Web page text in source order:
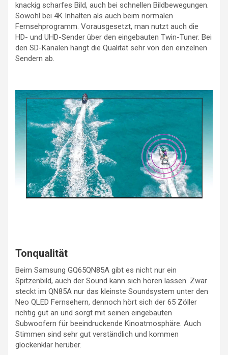
knackig scharfes Bild, auch bei schnellen Bildbewegungen.
Sowohl bei 4K Inhalten als auch beim normalen
Fernsehprogramm. Vorausgesetzt, man nutzt auch die
HD- und UHD-Sender über den eingebauten Twin-Tuner. Bei
den SD-Kanälen hängt die Qualität sehr von den einzelnen
Sendern ab.
Tonqualität
Beim Samsung GQ65QN85A gibt es nicht nur ein
Spitzenbild, auch der Sound kann sich hören lassen. Zwar
steckt im QN85A nur das kleinste Soundsystem unter den
Neo QLED Fernsehern, dennoch hört sich der 65 Zöller
richtig gut an und sorgt mit seinen eingebauten
Subwoofern für beeindruckende Kinoatmosphäre. Auch
Stimmen sind sehr gut verständlich und kommen
glockenklar herüber.